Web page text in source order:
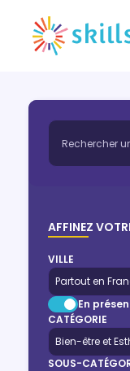
AFFINEZ
VILLE
En
CATÉGORIE
SOUS-